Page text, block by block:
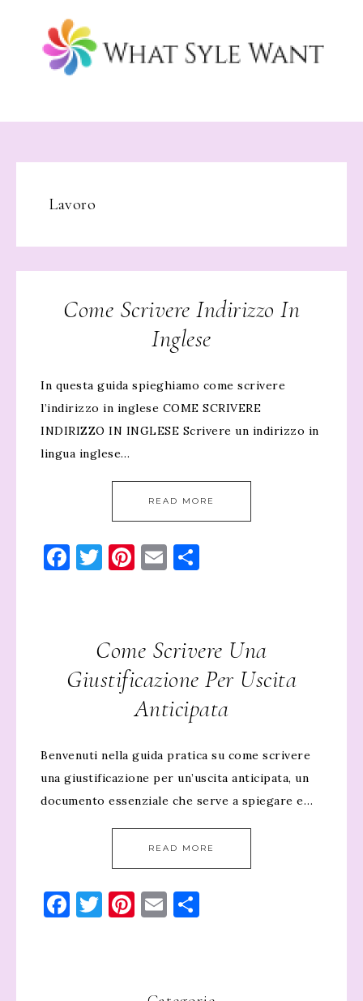
Lavoro
Come Scrivere Indirizzo In
Inglese
In questa guida spieghiamo come scrivere
l’indirizzo in inglese COME SCRIVERE
INDIRIZZO IN INGLESE Scrivere un indirizzo in
lingua inglese…
READ MORE
Facebook
Twitter
Pinterest
Email
Come Scrivere Una
Giustificazione Per Uscita
Anticipata
Benvenuti nella guida pratica su come scrivere
una giustificazione per un’uscita anticipata, un
documento essenziale che serve a spiegare e…
READ MORE
Facebook
Twitter
Pinterest
Email